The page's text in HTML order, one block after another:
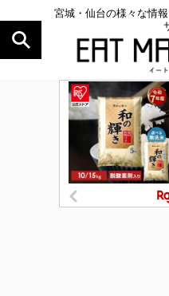
宮城・仙台の様々な情